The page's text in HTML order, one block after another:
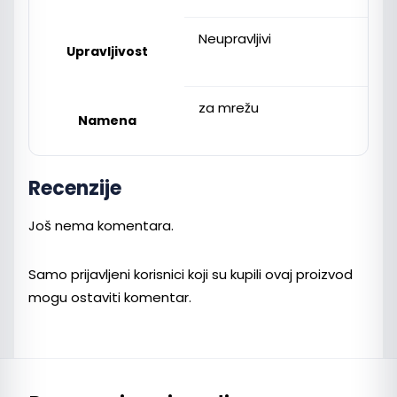
Upravljivost
Neupravljivi
Namena
za mrežu
Recenzije
Još nema komentara.
Samo prijavljeni korisnici koji su kupili ovaj proizvod
mogu ostaviti komentar.